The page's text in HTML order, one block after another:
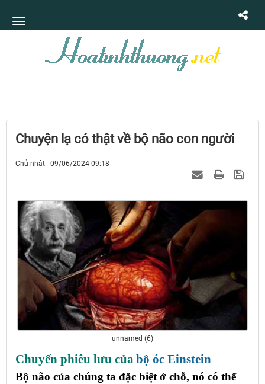
Chuyện lạ có thật về bộ não con người
Chủ nhật - 09/06/2024 09:18
unnamed (6)
Chuyến phiêu lưu củabộ óc Einstein
Bộ não của chúng ta đặc biệt ở chỗ, nó có thể